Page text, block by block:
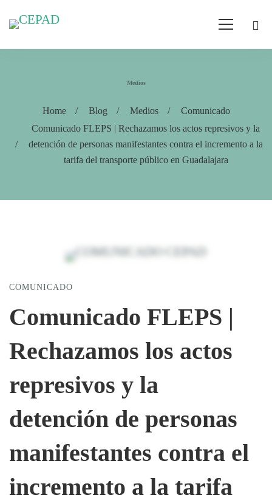
Medios
Home Blog Medios
Comunicado
Comunicado FLEPS | Rechazamos los actos represivos y la
detención de personas manifestantes contra el incremento a la
tarifa del transporte público en Guadalajara
Comunicado
FLEPS
|
Rechazamos
los
actos
COMUNICADO
Comunicado FLEPS |
Rechazamos los actos
represivos y la
detención de personas
manifestantes contra el
incremento a la tarifa